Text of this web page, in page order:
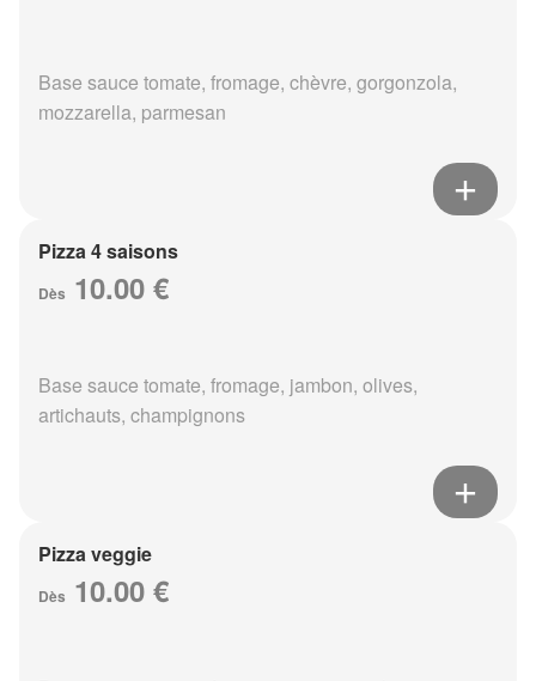
Base sauce tomate, fromage, chèvre, gorgonzola,
mozzarella, parmesan
Pizza 4 saisons
Dès 10.00 €
Base sauce tomate, fromage, jambon, olives,
artichauts, champignons
Pizza veggie
Dès 10.00 €